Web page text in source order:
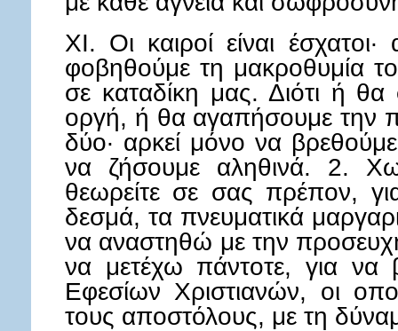
XI. Οι καιροί είναι
φοβηθούμε τη μακροθυμία
σε καταδίκη μας. Διότι ή
οργή, ή θα αγαπήσουμε την
δύο· αρκεί μόνο να
να ζήσουμε αληθινά. 2.
θεωρείτε σε σας πρέπον,
δεσμά, τα πνευματικά
να αναστηθώ με την
να μετέχω πάντοτε, για
Εφεσίων Χριστιανών, οι
τους αποστόλους, με τη